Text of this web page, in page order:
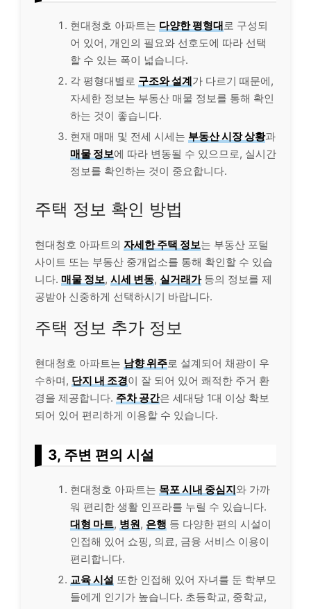
현대청호 아파트는 다양한 평형대로 구성되
어 있어, 개인의 필요와 선호도에 따라 선택
할 수 있는 폭이 넓습니다.
각 평형대별로 구조와 설계가 다르기 때문에,
자세한 정보는 부동산 매물 정보를 통해 확인
하는 것이 좋습니다.
현재 매매 및 전세 시세는 부동산 시장 상황과
매물 정보에 따라 변동될 수 있으므로, 실시간
정보를 확인하는 것이 중요합니다.
주택 정보 확인 방법
현대청호 아파트의 자세한 주택 정보는 부동산 포털
사이트 또는 부동산 중개업소를 통해 확인할 수 있습
니다. 매물 정보, 시세 변동, 실거래가등의 정보를 제
공받아 신중하게 선택하시기 바랍니다.
주택 정보 추가 정보
현대청호 아파트는 남향 위주로 설계되어 채광이 우
수하며, 단지 내 조경이 잘 되어 있어 쾌적한 주거 환
경을 제공합니다. 주차 공간은 세대당 1대 이상 확보
되어 있어 편리하게 이용할 수 있습니다.
3, 주변 편의 시설
현대청호 아파트는 목포 시내 중심지와 가까
워 편리한 생활 인프라를 누릴 수 있습니다.
대형 마트, 병원, 은행 등 다양한 편의 시설이
인접해 있어 쇼핑, 의료, 금융 서비스 이용이
편리합니다.
교육 시설 또한 인접해 있어 자녀를 둔 학부모
들에게 인기가 높습니다. 초등학교, 중학교,